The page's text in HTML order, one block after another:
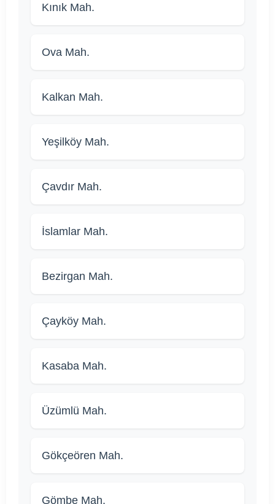
Kınık Mah.
Ova Mah.
Kalkan Mah.
Yeşilköy Mah.
Çavdır Mah.
İslamlar Mah.
Bezirgan Mah.
Çayköy Mah.
Kasaba Mah.
Üzümlü Mah.
Gökçeören Mah.
Gömbe Mah.